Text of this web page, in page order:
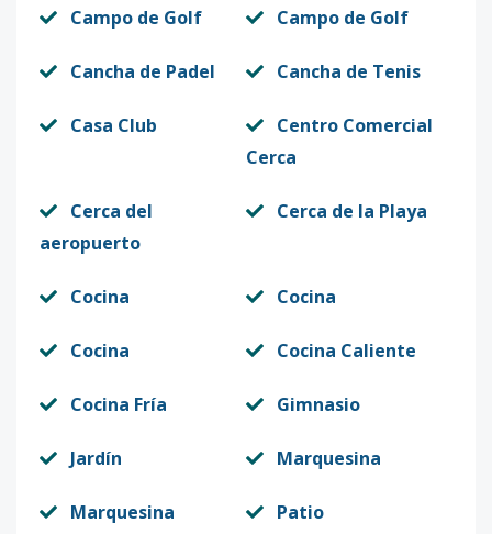
Campo de Golf Campo de Golf
Cancha de Padel Cancha de Tenis
Casa Club
Centro Comercial
Cerca
Cerca del
aeropuerto
Cerca de la Playa
Cocina Cocina
Cocina Cocina Caliente
Cocina Fría Gimnasio
Jardín Marquesina
Marquesina Patio